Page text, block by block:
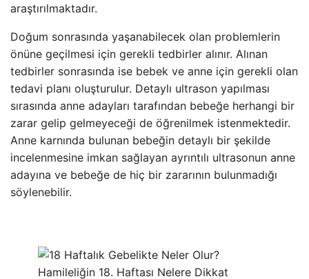
araştırılmaktadır.
Doğum sonrasında yaşanabilecek olan problemlerin
önüne geçilmesi için gerekli tedbirler alınır. Alınan
tedbirler sonrasında ise bebek ve anne için gerekli olan
tedavi planı oluşturulur. Detaylı ultrason yapılması
sırasında anne adayları tarafından bebeğe herhangi bir
zarar gelip gelmeyeceği de öğrenilmek istenmektedir.
Anne karnında bulunan bebeğin detaylı bir şekilde
incelenmesine imkan sağlayan ayrıntılı ultrasonun anne
adayına ve bebeğe de hiç bir zararının bulunmadığı
söylenebilir.